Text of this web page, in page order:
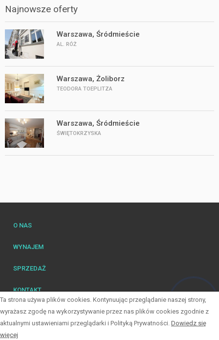
Najnowsze oferty
Warszawa, Śródmieście
AL. RÓŻ
Warszawa, Żoliborz
TEODORA TOEPLITZA
Warszawa, Śródmieście
ŚWIĘTOKRZYSKA
O NAS
WYNAJEM
SPRZEDAŻ
KONTAKT
© 2026 Wszystkie prawa zastrzeżone | Program dla biur nieruchomości -
Ta strona używa plików cookies. Kontynuując przeglądanie naszej strony,
wyrażasz zgodę na wykorzystywanie przez nas plików cookies zgodnie z
aktualnymi ustawieniami przeglądarki i Polityką Prywatności. Dowiedz się
więcej
Hej! Chętnie Ci pomogę